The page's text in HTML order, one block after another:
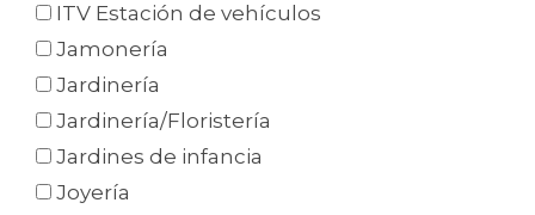
ITV Estación de vehículos
Jamonería
Jardinería
Jardinería/Floristería
Jardines de infancia
Joyería